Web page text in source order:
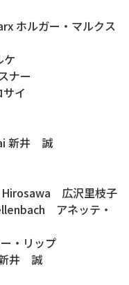
ホルガー・マルクス
ケ
ナー
イ
新井 誠
広沢里枝子
アネッテ・
リップ
井 誠